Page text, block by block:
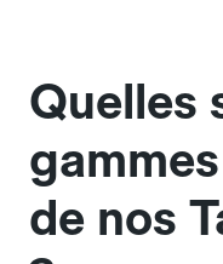
Quelles
de nos